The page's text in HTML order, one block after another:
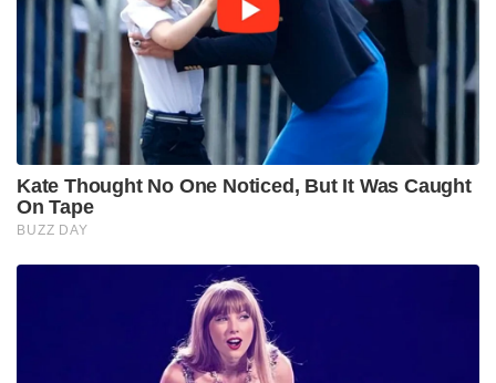
Kate Thought No One Noticed, But It Was Caught
On Tape
BUZZ DAY